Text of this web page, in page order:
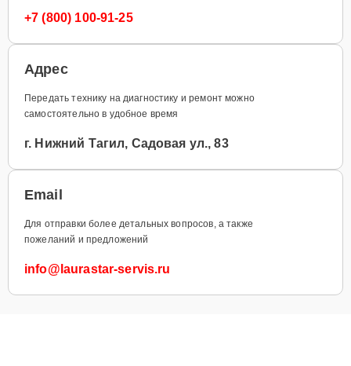
+7 (800) 100-91-25
Адрес
Передать технику на диагностику и ремонт можно
самостоятельно в удобное время
г. Нижний Тагил, Садовая ул., 83
Email
Для отправки более детальных вопросов, а также
пожеланий и предложений
info@laurastar-servis.ru